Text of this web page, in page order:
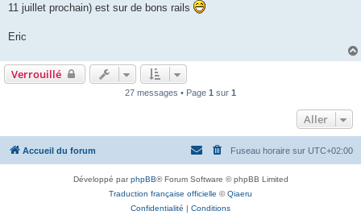
11 juillet prochain) est sur de bons rails
Eric
Verrouillé
27 messages • Page 1 sur 1
Aller
Accueil du forum Fuseau horaire sur UTC+02:00
Développé parphpBB® Forum Software © phpBB Limited
Traduction française officielle ©Qiaeru
Confidentialité | Conditions